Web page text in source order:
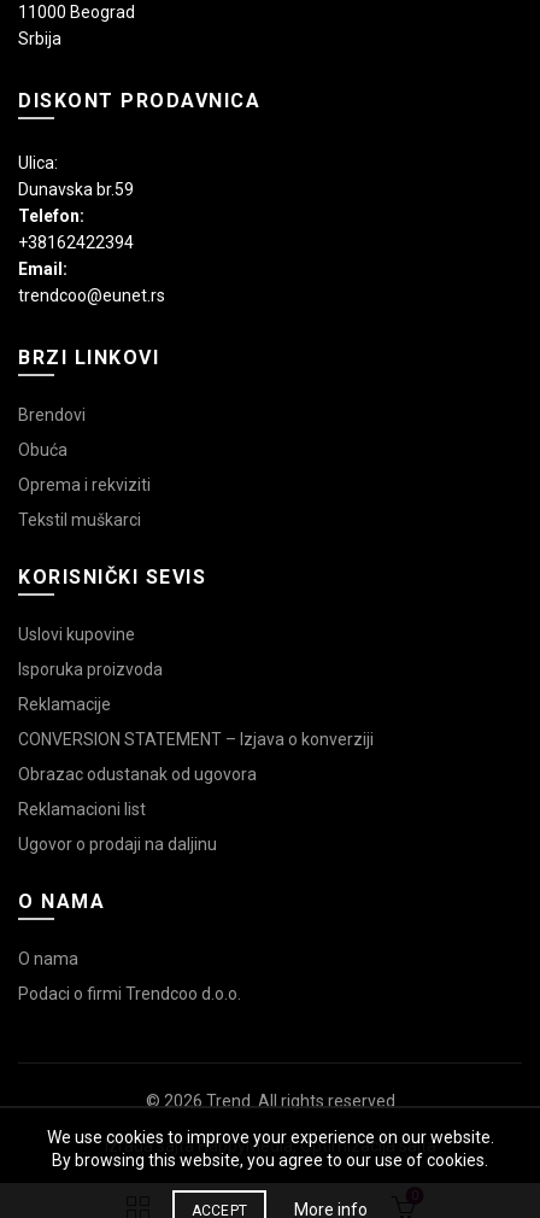
11000 Beograd
Srbija
DISKONT PRODAVNICA
Ulica:
Dunavska br.59
Telefon:
+38162422394
Email:
trendcoo@eunet.rs
BRZI LINKOVI
Brendovi
Obuća
Oprema i rekviziti
Tekstil muškarci
KORISNIČKI SEVIS
Uslovi kupovine
Isporuka proizvoda
Reklamacije
CONVERSION STATEMENT – Izjava o konverziji
Obrazac odustanak od ugovora
Reklamacioni list
Ugovor o prodaji na daljinu
O NAMA
O nama
Podaci o firmi Trendcoo d.o.o.
© 2026 Trend . All rights reserved
Izrada sajtaHappyMedia,Optimizacija sajta
We use cookies to improve your experience on our website.
By browsing this website, you agree to our use of cookies.
ACCEPT More info